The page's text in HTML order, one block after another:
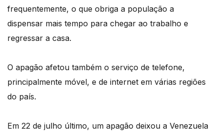
frequentemente, o que obriga a população a
dispensar mais tempo para chegar ao trabalho e
regressar a casa.
O apagão afetou também o serviço de telefone,
principalmente móvel, e de internet em várias regiões
do país.
Em 22 de julho último, um apagão deixou a Venezuela